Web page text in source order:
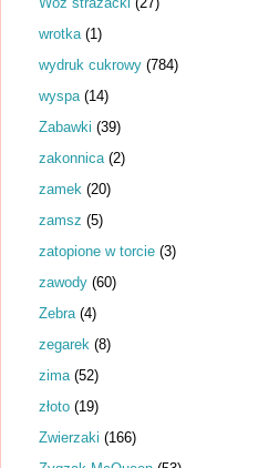
wrotka (1)
wydruk cukrowy (784)
wyspa (14)
Zabawki (39)
zakonnica (2)
zamek (20)
zamsz (5)
zatopione w torcie (3)
zawody (60)
Zebra (4)
zegarek (8)
zima (52)
złoto (19)
Zwierzaki (166)